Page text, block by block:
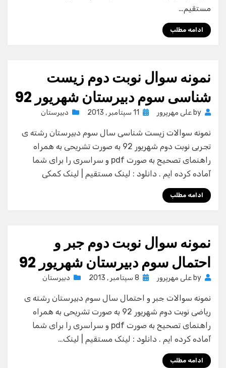
مستقیم…
ادامه مطلب
نمونه سوال نوبت دوم زیست
شناسی سوم دبیرستان شهریور 92
by علی مهرپرور
Posted
11 سپتامبر , 2013 دبیرستان
نمونه سوالات زیست شناسی سال سوم دبیرستان رشته ی
تجربی نوبت دوم شهریور 92 به صورت تشریحی به همراه
راهنمای تصحیح به صورت pdf و سراسری را برای شما
آماده کرده ایم . دانلود : لینک مستقیم | لینک کمکی
ادامه مطلب
نمونه سوال نوبت دوم جبر و
احتمال سوم دبیرستان شهریور 92
by علی مهرپرور
Posted
8 سپتامبر , 2013 دبیرستان
نمونه سوالات جبر و احتمال سال سوم دبیرستان رشته ی
ریاضی نوبت دوم شهریور 92 به صورت تشریحی به همراه
راهنمای تصحیح به صورت pdf و سراسری را برای شما
آماده کرده ایم . دانلود : لینک مستقیم | لینک…
ادامه مطلب